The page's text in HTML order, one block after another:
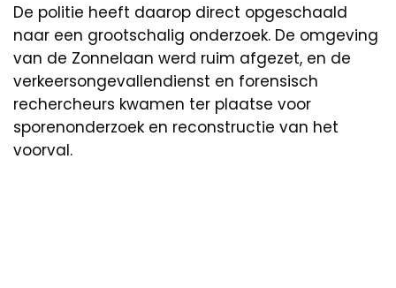
De politie heeft daarop direct opgeschaald
naar een grootschalig onderzoek. De omgeving
van de Zonnelaan werd ruim afgezet, en de
verkeersongevallendienst en forensisch
rechercheurs kwamen ter plaatse voor
sporenonderzoek en reconstructie van het
voorval.